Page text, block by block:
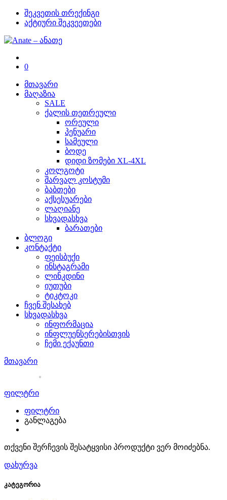
შეკვეთის თრექინგი
აქტიური შეკვეეთები
0
მთავარი
მაღაზია
SALE
ქალის თეთრეული
ორეული
პენუარი
სამეული
ბოდე
დიდი ზომები XL-4XL
კოლგოტი
შარვალ კოსტუმი
ბაბთები
აქსესუარები
ლაღიანე
სხვადასხვა
ბარათები
ბლოგი
კონტაქტი
ფეისბუქი
ინსტაგრამი
ლინკდინი
იუთუბი
ტიკტოკი
ჩვენ შესახებ
სხვადასხვა
ინფორმაცია
ინფლუენსერებისთვის
ჩემი ექაუნთი
მთავარი
ფილტრი
ფილტრი
განლაგება
თქვენი შერჩევის შესატყვისი პროდუქტი ვერ მოიძებნა.
დახურვა
კატეგორია